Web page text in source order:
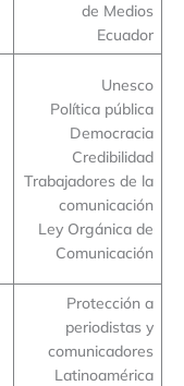
de Medios
Ecuador
Unesco
Política pública
Democracia
Credibilidad
Trabajadores de la
comunicación
Ley Orgánica de
Comunicación
Protección a
periodistas y
comunicadores
Latinoamérica